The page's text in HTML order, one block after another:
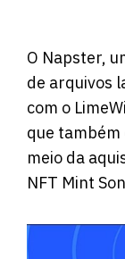
O Napster,
de arquivos
com o
que
meio da
NFT Mint